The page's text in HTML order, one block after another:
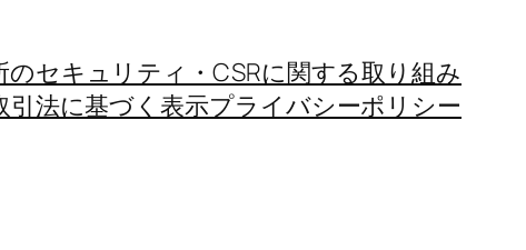
のセキュリティ・CSRに関する取り組み
引法に基づく表示プライバシーポリシー